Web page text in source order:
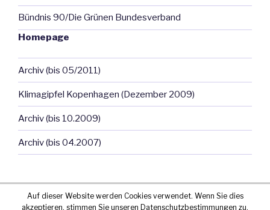
Bündnis 90/Die Grünen Bundesverband
Homepage
Archiv (bis 05/2011)
Klimagipfel Kopenhagen (Dezember 2009)
Archiv (bis 10.2009)
Archiv (bis 04.2007)
Auf dieser Website werden Cookies verwendet. Wenn Sie dies
akzeptieren, stimmen Sie unseren Datenschutzbestimmungen zu.